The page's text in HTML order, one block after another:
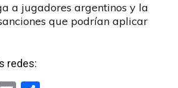
a jugadores argentinos y la
que podrían aplicar
redes: